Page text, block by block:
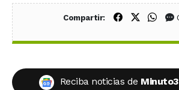
Compartir: Compartir
Reciba noticias de